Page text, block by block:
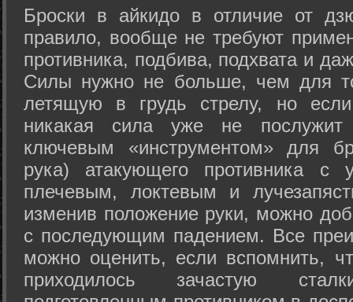
Броски в айкидо в отличие от
правило, вообще не требуют
противника, подбива, подхвата и
Силы нужно не больше, чем для
летящую в грудь стрелу, но
никакая сила уже не
ключевым «инструментом» для
рука) атакующего противника с
плечевым, локтевым и
изменив положение руки, можно
с последующим падением. Все
можно оценить, если вспомнить,
приходилось зачастую